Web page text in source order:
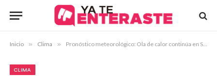
Inicio » Clima » Pronóstico meteorológico: Ola de calor continúa en Sinaloa sin formación de ciclones tropicales
CLIMA